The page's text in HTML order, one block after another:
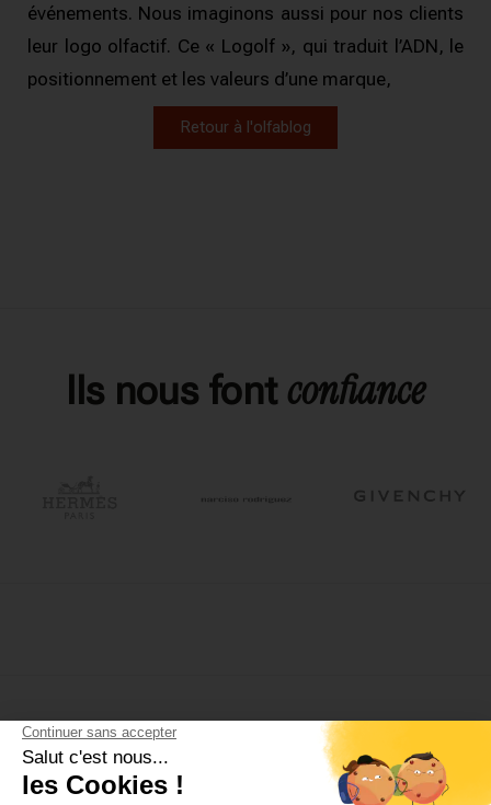
événements. Nous imaginons aussi pour nos clients
leur logo olfactif. Ce « Logolf », qui traduit l’ADN, le
positionnement et les valeurs d’une marque,
Retour à l'olfablog
Ils nous font confiance